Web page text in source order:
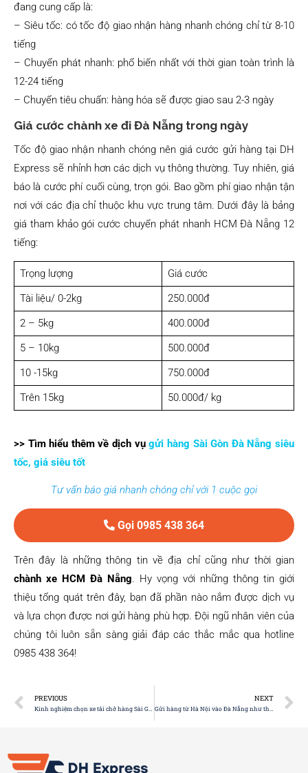
đang cung cấp là:
– Siêu tốc: có tốc độ giao nhận hàng nhanh chóng chỉ từ 8-10
tiếng
– Chuyển phát nhanh: phổ biến nhất với thời gian toàn trình là
12-24 tiếng
– Chuyển tiêu chuẩn: hàng hóa sẽ được giao sau 2-3 ngày
Giá cước chành xe đi Đà Nẵng trong ngày
Tốc độ giao nhận nhanh chóng nên giá cước gửi hàng tại DH
Express sẽ nhỉnh hơn các dịch vụ thông thường. Tuy nhiên, giá
báo là cước phí cuối cùng, trọn gói. Bao gồm phí giao nhận tận
nơi với các địa chỉ thuộc khu vực trung tâm. Dưới đây là bảng
giá tham khảo gói cước chuyển phát nhanh HCM Đà Nẵng 12
tiếng:
Trọng lượng
Giá cước
Tài liệu/ 0-2kg
250.000đ
2 – 5kg
400.000đ
5 – 10kg
500.000đ
10 -15kg
750.000đ
Trên 15kg
50.000đ/ kg
>> Tìm hiểu thêm về dịch vụgửi hàng Sài Gòn Đà Nẵng siêu
tốc, giá siêu tốt
Tư vấn báo giá nhanh chóng chỉ với 1 cuộc gọi
Gọi 0985 438 364
Trên đây là những thông tin về địa chỉ cũng như thời gian
chành xe HCM Đà Nẵng. Hy vọng với những thông tin giới
thiệu tổng quát trên đây, bạn đã phần nào nắm được dịch vụ
và lựa chọn được nơi gửi hàng phù hợp. Đội ngũ nhân viên của
chúng tôi luôn sẵn sàng giải đáp các thắc mắc qua hotline
0985 438 364!
PREVIOUS NEXT